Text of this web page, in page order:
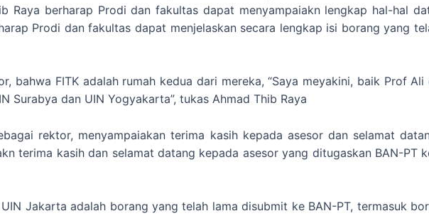
Raya berharap Prodi dan fakultas dapat menyampaiakn lengkap hal-hal
Prodi dan fakultas dapat menjelaskan secara lengkap isi borang yang
bahwa FITK adalah rumah kedua dari mereka, “Saya meyakini, baik Prof Ali
Surabya dan UIN Yogyakarta”, tukas Ahmad Thib Raya
rektor, menyampaiakan terima kasih kepada asesor dan selamat
terima kasih dan selamat datang kepada asesor yang ditugaskan BAN-PT
Jakarta adalah borang yang telah lama disubmit ke BAN-PT, termasuk